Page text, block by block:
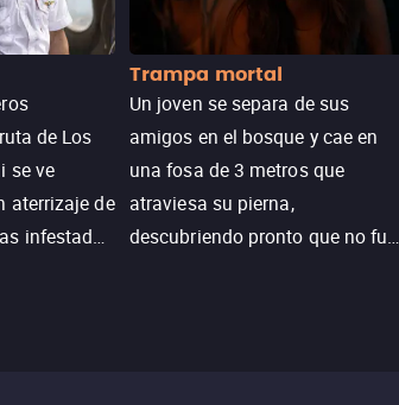
de Los
se ve
aterrizaje de
infestadas
Trampa mortal
Un joven se separa de sus
amigos en el bosque y cae en
una fosa de 3 metros que
atraviesa su pierna,
descubriendo pronto que no fue